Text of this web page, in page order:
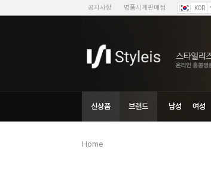
공지사항 명품시계판매점 KOR
신상품 브랜드 남성 여성
Home